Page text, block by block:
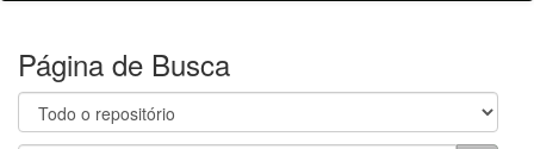
Página de Busca